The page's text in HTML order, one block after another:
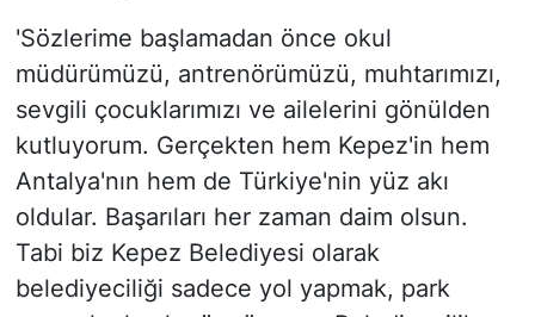
'Sözlerime başlamadan önce okul
müdürümüzü, antrenörümüzü, muhtarımızı,
sevgili çocuklarımızı ve ailelerini gönülden
kutluyorum. Gerçekten hem Kepez'in hem
Antalya'nın hem de Türkiye'nin yüz akı
oldular. Başarıları her zaman daim olsun.
Tabi biz Kepez Belediyesi olarak
belediyeciliği sadece yol yapmak, park